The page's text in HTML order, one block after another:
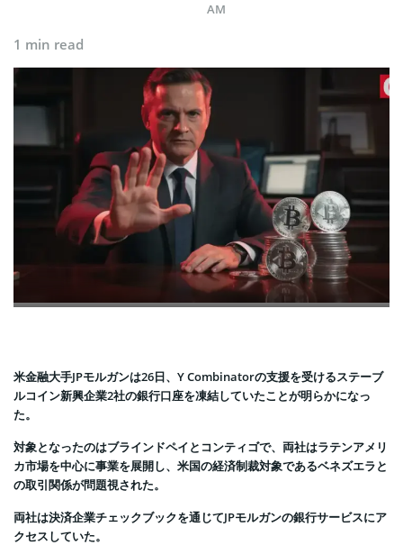
AM
1 min read
米金融大手JPモルガンは26日、Y Combinatorの支援を受けるステーブ
ルコイン新興企業2社の銀行口座を凍結していたことが明らかになっ
た。
対象となったのはブラインドペイとコンティゴで、両社はラテンアメリ
カ市場を中心に事業を展開し、米国の経済制裁対象であるベネズエラと
の取引関係が問題視された。
両社は決済企業チェックブックを通じてJPモルガンの銀行サービスにア
クセスしていた。